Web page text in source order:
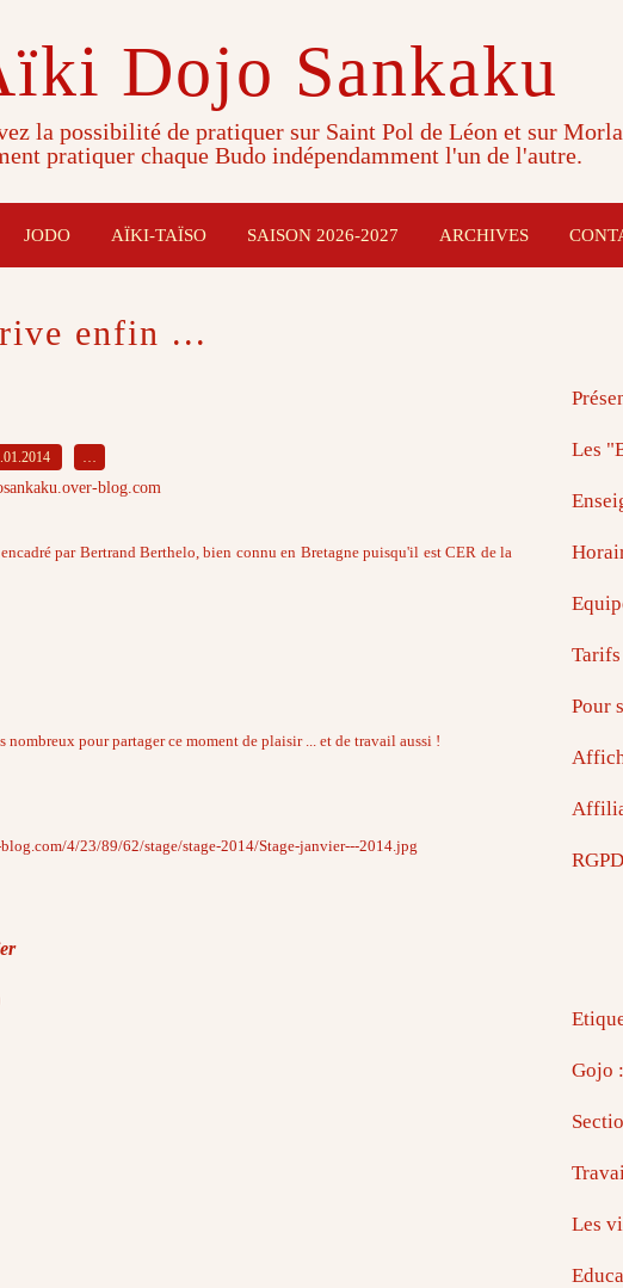
Dojo Sankaku
la possibilité de pratiquer sur Saint Pol de Léon et sur
pratiquer chaque Budo indépendamment l'un de l'autre.
JODO AÏKI-TAÏSO SAISON 2026-2027 ARCHIVES
enfin ...
blog.com
par Bertrand Berthelo, bien connu en Bretagne puisqu'il est CER de la
pour partager ce moment de plaisir ... et de travail aussi !
4/23/89/62/stage/stage-2014/Stage-janvier---2014.jpg
Les
Tarifs
Pour
Gojo
Les